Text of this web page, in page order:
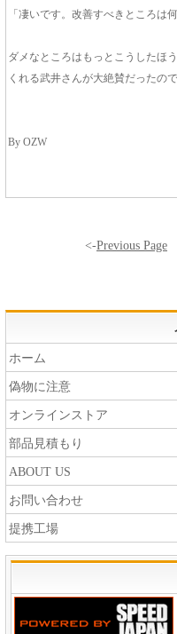
「凄いです。改善すべきところは
ダメなところはもっとこうしたほ
くれる武井さんが大絶賛だったの
By OZW
<-Previous Page
ホーム
偽物に注意
オンラインストア
部品見積もり
ABOUT US
お問い合わせ
提携工場